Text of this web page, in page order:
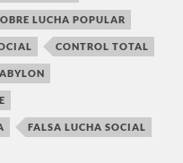
LUCHA POPULAR
CONTROL TOTAL
FALSA LUCHA SOCIAL